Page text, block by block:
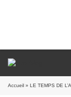
Accueil » LE TEMPS DE